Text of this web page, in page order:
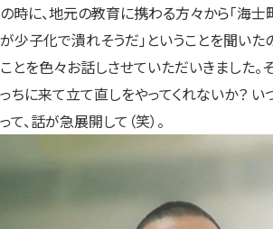
の時に、地元の教育に携わる方々から「海
が少子化で潰れそうだ」ということを聞いた
ことを色々お話しさせていただいきました。そ
っちに来て立て直しをやってくれないか？ い
って、話が急展開して（笑）。